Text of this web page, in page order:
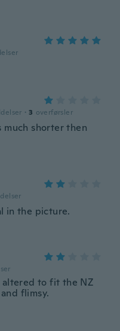
· 3 overførsler
much shorter then
in the picture.
altered to fit the NZ
flimsy.